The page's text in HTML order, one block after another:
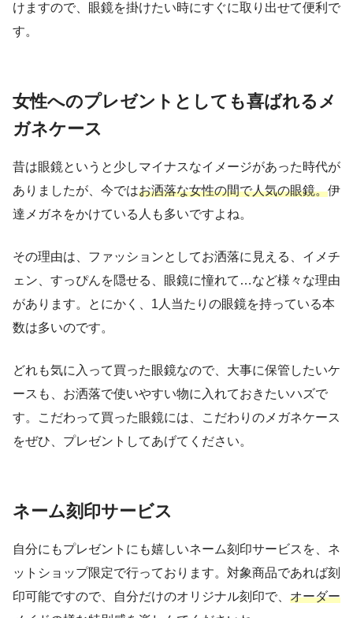
けますので、眼鏡を掛けたい時にすぐに取り出せて便利で
す。
女性へのプレゼントとしても喜ばれるメ
ガネケース
昔は眼鏡というと少しマイナスなイメージがあった時代が
ありましたが、今ではお洒落な女性の間で人気の眼鏡。伊
達メガネをかけている人も多いですよね。
その理由は、ファッションとしてお洒落に見える、イメチ
ェン、すっぴんを隠せる、眼鏡に憧れて…など様々な理由
があります。とにかく、1人当たりの眼鏡を持っている本
数は多いのです。
どれも気に入って買った眼鏡なので、大事に保管したいケ
ースも、お洒落で使いやすい物に入れておきたいハズで
す。こだわって買った眼鏡には、こだわりのメガネケース
をぜひ、プレゼントしてあげてください。
ネーム刻印サービス
自分にもプレゼントにも嬉しいネーム刻印サービスを、ネ
ットショップ限定で行っております。対象商品であれば刻
印可能ですので、自分だけのオリジナル刻印で、 オーダー